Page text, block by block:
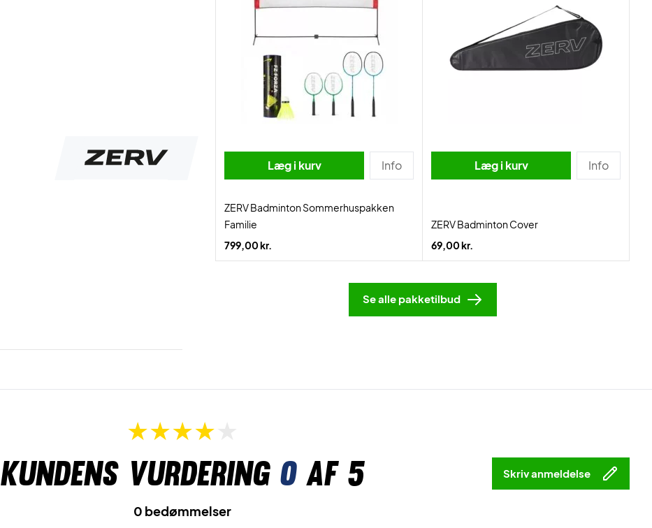
Læg i kurv Info
ZERV Badminton Sommerhuspakken
Familie
799,00 kr.
Læg i kurv Info
ZERV Badminton Cover
69,00 kr.
Se alle pakketilbud
Kundens vurdering 0af 5 Skriv anmeldelse
0 bedømmelser